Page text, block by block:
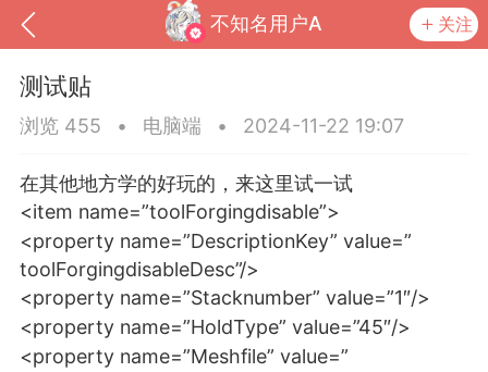
不知名用户A 关注
我的钱包 道具 排行榜
测试贴
浏览 455 • 电脑端 • 2024-11-22 19:07
在其他地方学的好玩的，来这里试一试
<item name=”toolForgingdisable”>
<property name=”DescriptionKey” value=”
toolForgingdisableDesc”/>
<property name=”Stacknumber” value=”1″/>
<property name=”HoldType” value=”45″/>
<property name=”Meshfile” value=”